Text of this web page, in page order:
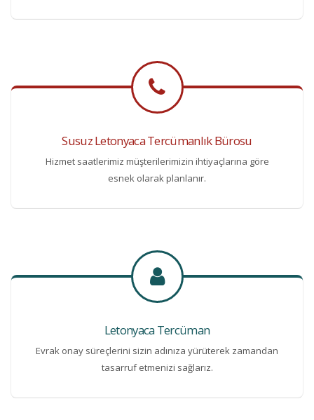
Susuz Letonyaca Tercümanlık Bürosu
Hizmet saatlerimiz müşterilerimizin ihtiyaçlarına göre
esnek olarak planlanır.
Letonyaca Tercüman
Evrak onay süreçlerini sizin adınıza yürüterek zamandan
tasarruf etmenizi sağlarız.